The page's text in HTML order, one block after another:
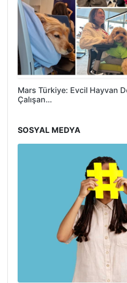
Mars Türkiye: Evcil Hayvan
Çalışan…
SOSYAL MEDYA